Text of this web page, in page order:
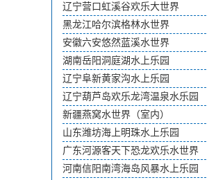
辽宁营口虹溪谷欢乐大世界
黑龙江哈尔滨格林水世界
安徽六安悠然蓝溪水世界
湖南岳阳洞庭湖水上乐园
辽宁阜新黄家沟水上乐园
辽宁葫芦岛欢乐龙湾温泉水乐园
新疆燕窝水世界（室内）
山东潍坊海上明珠水上乐园
广东河源客天下恐龙欢乐水世界
河南信阳南湾海岛风暴水上乐园